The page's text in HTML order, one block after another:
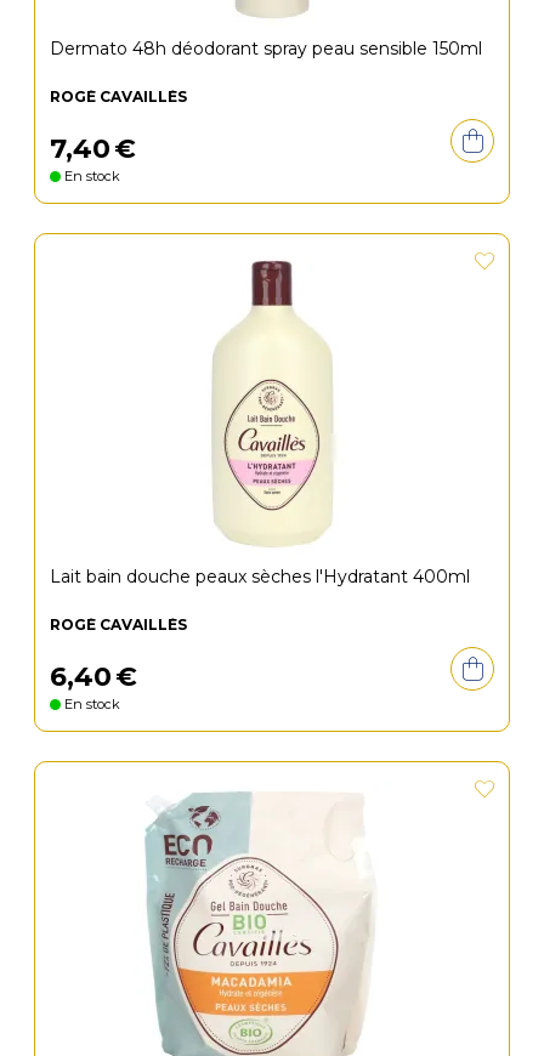
Dermato 48h déodorant spray peau sensible 150ml
ROGÉ CAVAILLÈS
7,40€
En stock
Lait bain douche peaux sèches l'Hydratant 400ml
ROGÉ CAVAILLÈS
6,40€
En stock